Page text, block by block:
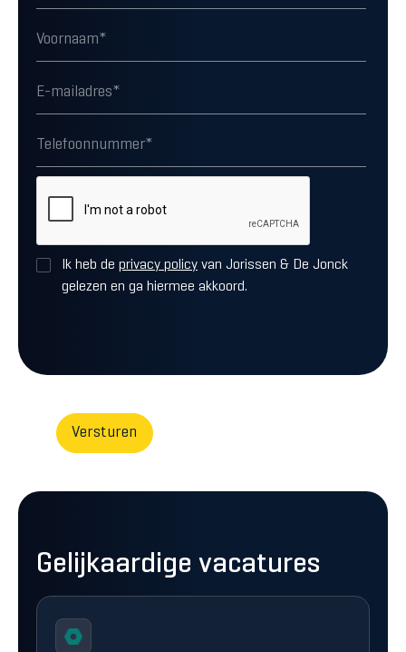
Ik heb de privacy policy van Jorissen & De Jonck
gelezen en ga hiermee akkoord.
Gelijkaardige vacatures